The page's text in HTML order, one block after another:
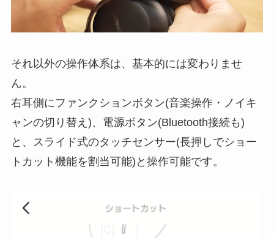
それ以外の操作体系は、基本的には変わりませ
ん。
右耳側にファンクションボタン(音楽操作・ノイキ
ャンの切り替え)、電源ボタン(Bluetooth接続も)
と、スライド式のタッチセンサー(長押しでショー
トカット機能を割当可能)と操作可能です。